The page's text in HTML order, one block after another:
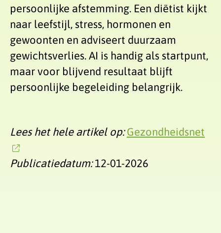
persoonlijke afstemming. Een diëtist kijkt
naar leefstijl, stress, hormonen en
gewoonten en adviseert duurzaam
gewichtsverlies. AI is handig als startpunt,
maar voor blijvend resultaat blijft
persoonlijke begeleiding belangrijk.
Lees het hele artikel op: Gezondheidsnet
Publicatiedatum:12-01-2026